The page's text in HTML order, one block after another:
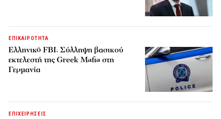
ΕΠΙΚΑΙΡΟΤΗΤΑ
Ελληνικό FBI: Σύλληψη βασικού
εκτελεστή της Greek Mafia στη
Γερμανία
ΕΠΙΧΕΙΡΗΣΕΙΣ